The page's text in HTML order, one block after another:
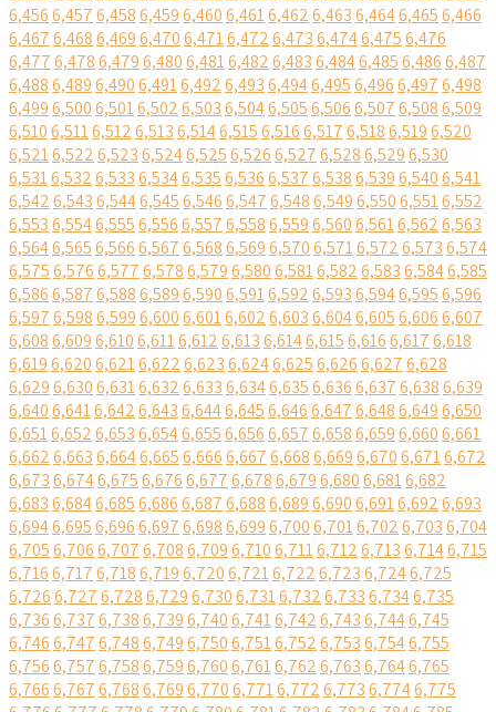
6,4566,4576,4586,4596,4606,4616,4626,4636,4646,4656,466
6,4676,4686,4696,4706,4716,4726,4736,4746,4756,476
6,4776,4786,4796,4806,4816,4826,4836,4846,4856,4866,487
6,4886,4896,4906,4916,4926,4936,4946,4956,4966,4976,498
6,4996,5006,5016,5026,5036,5046,5056,5066,5076,5086,509
6,5106,5116,5126,5136,5146,5156,5166,5176,5186,5196,520
6,5216,5226,5236,5246,5256,5266,5276,5286,5296,530
6,5316,5326,5336,5346,5356,5366,5376,5386,5396,5406,541
6,5426,5436,5446,5456,5466,5476,5486,5496,5506,5516,552
6,5536,5546,5556,5566,5576,5586,5596,5606,5616,5626,563
6,5646,5656,5666,5676,5686,5696,5706,5716,5726,5736,574
6,5756,5766,5776,5786,5796,5806,5816,5826,5836,5846,585
6,5866,5876,5886,5896,5906,5916,5926,5936,5946,5956,596
6,5976,5986,5996,6006,6016,6026,6036,6046,6056,6066,607
6,6086,6096,6106,6116,6126,6136,6146,6156,6166,6176,618
6,6196,6206,6216,6226,6236,6246,6256,6266,6276,628
6,6296,6306,6316,6326,6336,6346,6356,6366,6376,6386,639
6,6406,6416,6426,6436,6446,6456,6466,6476,6486,6496,650
6,6516,6526,6536,6546,6556,6566,6576,6586,6596,6606,661
6,6626,6636,6646,6656,6666,6676,6686,6696,6706,6716,672
6,6736,6746,6756,6766,6776,6786,6796,6806,6816,682
6,6836,6846,6856,6866,6876,6886,6896,6906,6916,6926,693
6,6946,6956,6966,6976,6986,6996,7006,7016,7026,7036,704
6,7056,7066,7076,7086,7096,7106,7116,7126,7136,7146,715
6,7166,7176,7186,7196,7206,7216,7226,7236,7246,725
6,7266,7276,7286,7296,7306,7316,7326,7336,7346,735
6,7366,7376,7386,7396,7406,7416,7426,7436,7446,745
6,7466,7476,7486,7496,7506,7516,7526,7536,7546,755
6,7566,7576,7586,7596,7606,7616,7626,7636,7646,765
6,7666,7676,7686,7696,7706,7716,7726,7736,7746,775